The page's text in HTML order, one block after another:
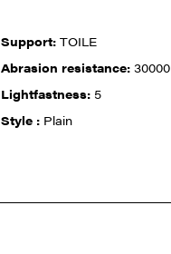
Support:TOILE
Abrasion resistance:30000
Lightfastness: 5
Style : Plain